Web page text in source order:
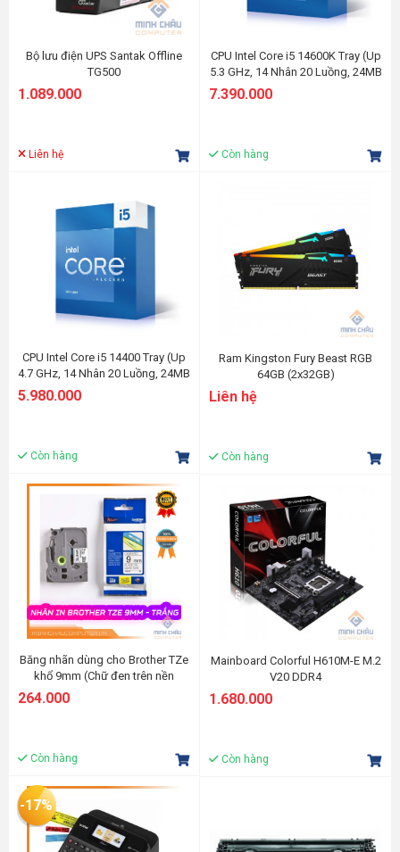
Bộ lưu điện UPS Santak Offline
TG500
1.089.000
Liên hệ
CPU Intel Core i5 14600K Tray (Up
5.3 GHz, 14 Nhân 20 Luồng, 24MB
Cache, Raptor Lake)
7.390.000
Còn hàng
CPU Intel Core i5 14400 Tray (Up
4.7 GHz, 14 Nhân 20 Luồng, 24MB
Cache, Raptor Lake)
5.980.000
Còn hàng
Ram Kingston Fury Beast RGB
64GB (2x32GB)
(KF556C40BBAK2-64) DDR5
Liên hệ
Còn hàng
Băng nhãn dùng cho Brother TZe
khổ 9mm (Chữ đen trên nền
264.000
Còn hàng
Mainboard Colorful H610M-E M.2
V20 DDR4
1.680.000
Còn hàng
-17%